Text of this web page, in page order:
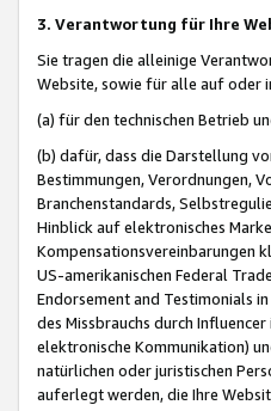
3. Verantwortung für Ihre
Sie tragen die alleinige
Website, sowie für alle auf oder
(a) für den technischen Betrieb
(b) dafür, dass die Darstellung
Bestimmungen, Verordnungen,
Branchenstandards,
Hinblick auf elektronisches
Kompensationsvereinbarungen
US-amerikanischen Federal
Endorsement and Testimonials
des Missbrauchs durch
elektronische Kommunikation)
natürlichen oder juristischen
auferlegt werden, die Ihre